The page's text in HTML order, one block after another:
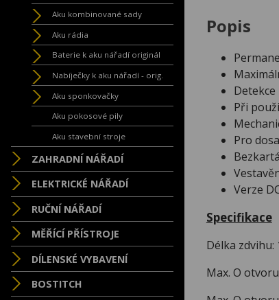
Aku kombinované sady
Aku rádia
Baterie k aku nářadí originál
Nabíječky k aku nářadí - orig.
Aku sponkovačky
Aku pokosové pily
Aku stavební stroje
ZAHRADNÍ NÁŘADÍ
ELEKTRICKÉ NÁŘADÍ
RUČNÍ NÁŘADÍ
MĚŘÍCÍ PŘÍSTROJE
DÍLENSKÉ VYBAVENÍ
BOSTITCH
Popis
Při
Pro
Verze
Specifikace
Délka zdvihu:
Max. O